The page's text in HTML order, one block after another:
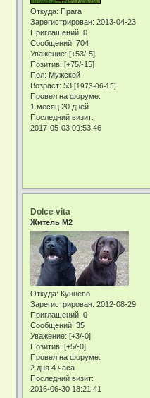
Откуда: Прага
Зарегистрирован: 2013-04-23
Приглашений: 0
Сообщений: 704
Уважение: [+53/-5]
Позитив: [+75/-15]
Пол: Мужской
Возраст: 53[1973-06-15]
Провел на форуме:
1 месяц 20 дней
Последний визит:
2017-05-03 09:53:46
Dolce vita
Житель М2
Откуда: Кунцево
Зарегистрирован: 2012-08-29
Приглашений: 0
Сообщений: 35
Уважение: [+3/-0]
Позитив: [+5/-0]
Провел на форуме:
2 дня 4 часа
Последний визит:
2016-06-30 18:21:41